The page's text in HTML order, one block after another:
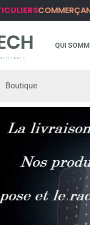
QUI
Boutique